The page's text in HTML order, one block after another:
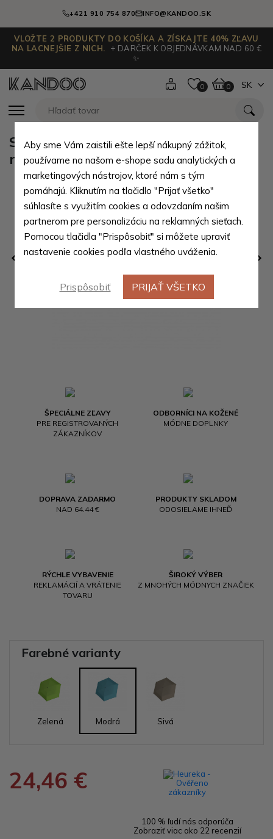
+421 910 754 870 INFO@KANDOO.SK
VLOŽTE 2 PRODUKTY DO KOŠÍKA A ZÍSKAJTE 40% ZĽAVU
NA LACNEJŠIE Z NICH.
+ DARČEK K OBJEDNÁVKAM NAD 60 €
✨
0 0 SK
ŠPECIÁLNE ZĽAVY
PRE REGISTROVANÝCH
ZÁKAZNÍKOV
ODBORNÍCI NA KOŽENÉ
MÓDNE DOPLNKY
DOPRAVA ZADARMO
NAD 64.44 €
PRODUKTY SKLADOM
ODOSIELAME IHNEĎ
RÝCHLE VYBAVENIE
REKLAMÁCIÍ A VRÁTENIE
TOVARU
ŠIROKÝ VÝBER
Z MNOHÝCH MÓDNYCH ZNAČIEK
Svetlomodrý dámsky skladací
mechanický dáždnik Aubrielle
Farebné varianty
Zelená Modrá Sivá
24,46 €
100 % ľudí nás odporúča
Zobraziť viac ako 22 recenzií
Aby sme Vám zaistili ešte lepší nákupný zážitok,
používame na našom e-shope sadu analytických a
marketingových nástrojov, ktoré nám s tým
pomáhajú. Kliknutím na tlačidlo "Prijať všetko"
súhlasíte s využitím cookies a odovzdaním našim
partnerom pre personalizáciu na reklamných sieťach.
Pomocou tlačidla "Prispôsobiť" si môžete upraviť
nastavenie cookies podľa vlastného uváženia.
Prispôsobiť PRIJAŤ VŠETKO